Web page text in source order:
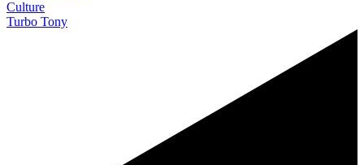
Culture
Turbo Tony